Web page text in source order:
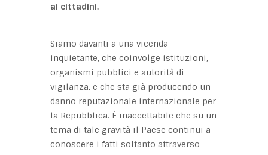
ai cittadini.
Siamo davanti a una vicenda
inquietante, che coinvolge istituzioni,
organismi pubblici e autorità di
vigilanza, e che sta già producendo un
danno reputazionale internazionale per
la Repubblica. È inaccettabile che su un
tema di tale gravità il Paese continui a
conoscere i fatti soltanto attraverso